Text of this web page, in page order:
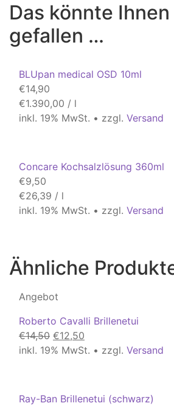
Das könnte
gefallen …
BLUpan medical OSD 10ml
€14,90
€1.390,00 / l
inkl. 19% MwSt. • zzgl. Versand
Concare Kochsalzlösung 360ml
€9,50
€26,39 / l
inkl. 19% MwSt. • zzgl. Versand
Ähnliche
Angebot
Roberto Cavalli Brillenetui
€14,50 Ursprünglicher
Preis
€12,50
Preis
inkl. 19% MwSt. • zzgl. Versand
Ray-Ban Brillenetui (schwarz)